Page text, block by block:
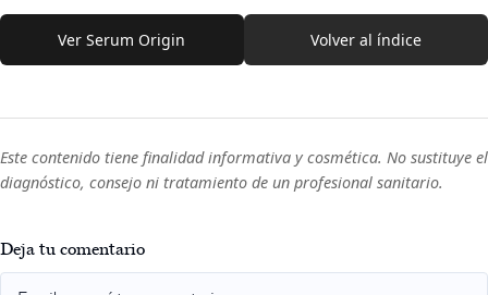
Ver Serum Origin Volver al índice
Este contenido tiene finalidad informativa y cosmética. No sustituye el
diagnóstico, consejo ni tratamiento de un profesional sanitario.
Deja tu comentario